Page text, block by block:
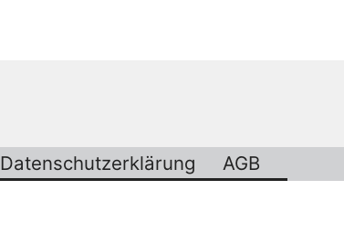
Datenschutzerklärung AGB